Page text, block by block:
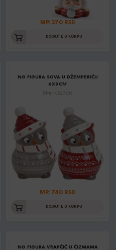
MP: 370 RSD
DODAJTE U KORPU
NG FIGURA SOVA U DŽEMPERIĆU
6X9CM
Šifra: 10027936
MP: 740 RSD
DODAJTE U KORPU
NG FIGURA VRAPČIĆ U ČIZMAMA